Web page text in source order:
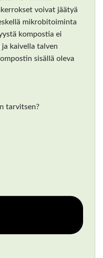
voivat jäätyä
mikrobitoiminta
kompostia ei
kaivella talven
sisällä oleva
tarvitsen?